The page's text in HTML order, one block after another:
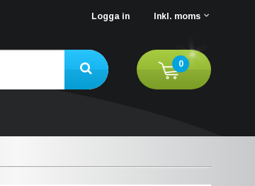
Logga in Inkl. moms
0